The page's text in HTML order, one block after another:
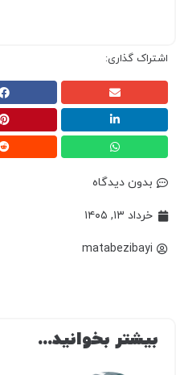
اشتراک گذاری:
بدون دیدگاه
خرداد ۱۳, ۱۴۰۵
matabezibayi
بیشتر بخوانید...